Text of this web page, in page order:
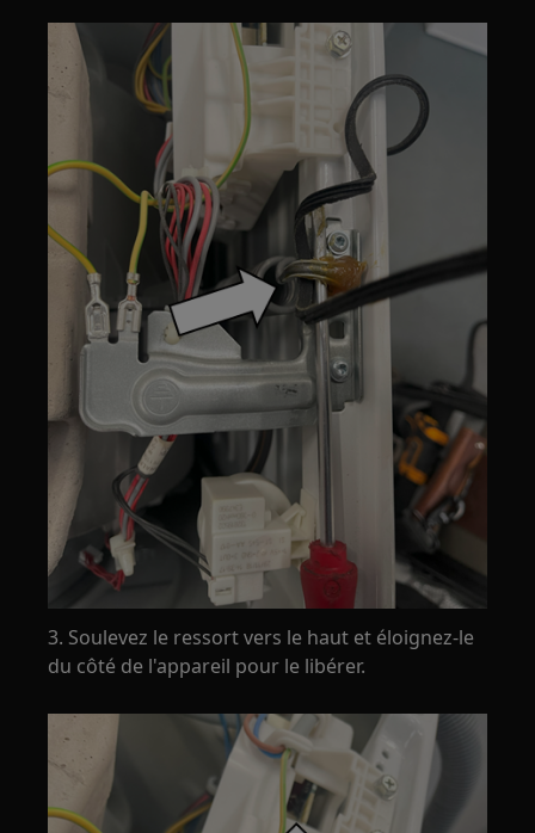
3. Soulevez le ressort vers le haut et éloignez-le
du côté de l'appareil pour le libérer.